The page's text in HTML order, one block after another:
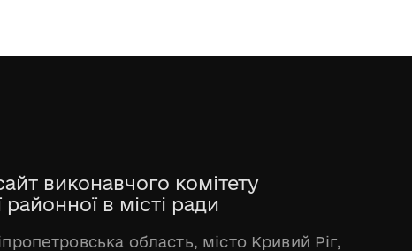
виконавчого комітету
районної в місті ради
область, місто Кривий Ріг,